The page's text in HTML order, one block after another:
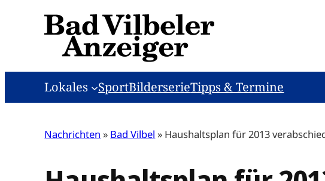
Lokales SportBilderserieTipps & Termine
Nachrichten » Bad Vilbel » Haushaltsplan für 2013